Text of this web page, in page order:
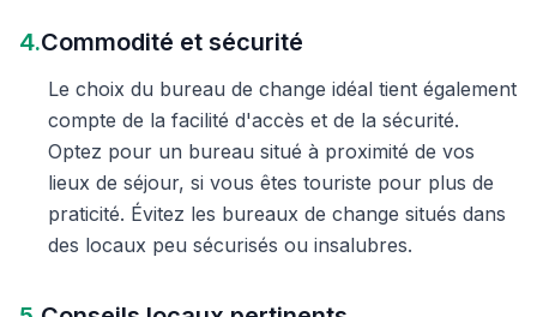
4.Commodité et sécurité
Le choix du bureau de change idéal tient également
compte de la facilité d'accès et de la sécurité.
Optez pour un bureau situé à proximité de vos
lieux de séjour, si vous êtes touriste pour plus de
praticité. Évitez les bureaux de change situés dans
des locaux peu sécurisés ou insalubres.